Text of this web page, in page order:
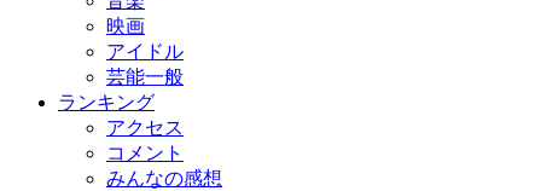
映画
アイドル
芸能一般
ランキング
アクセス
コメント
みんなの感想